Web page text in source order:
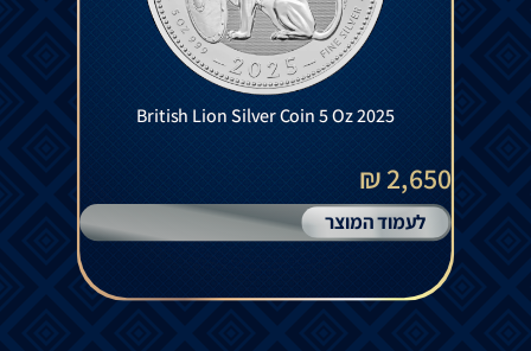
British Lion Silver Coin 5 Oz 2025
2,650 ₪
לעמוד המוצר